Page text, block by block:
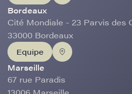
Bordeaux
Cité Mondiale - 23 Parvis des
33000 Bordeaux
Equipe
Marseille
67 rue Paradis